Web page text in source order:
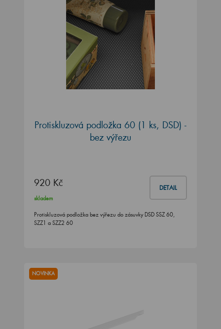
Protiskluzová podložka 60 (1 ks, DSD) -
bez výřezu
920 Kč DETAIL
skladem
Protiskluzová podložka bez výřezu do zásuvky DSD SSZ 60,
SZZ1 a SZZ2 60
NOVINKA